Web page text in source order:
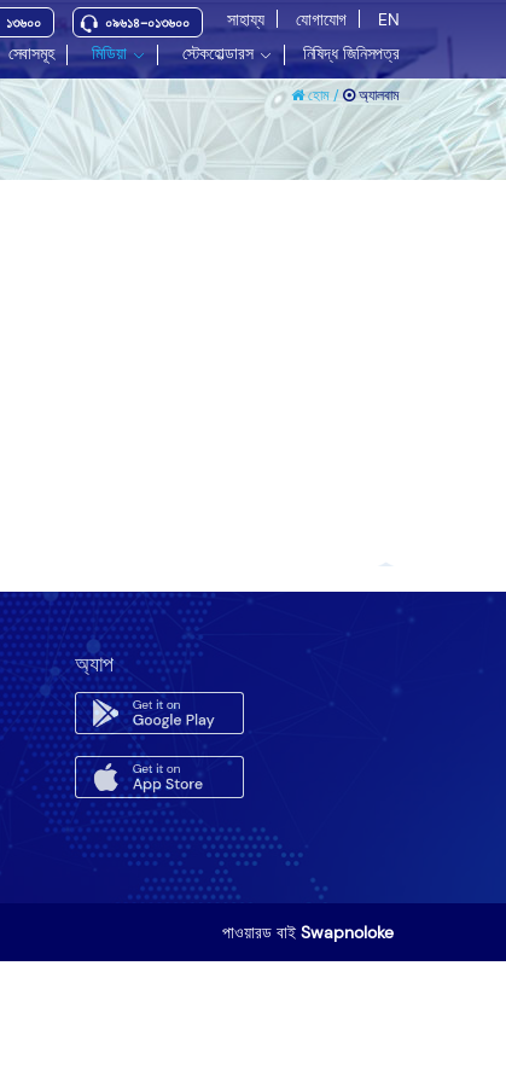
১৩৬০০ ০৯৬১৪-০১৩৬০০ সাহায্য যোগাযোগ
EN
সেবাসমূহ মিডিয়া স্টেকহোল্ডারস নিষিদ্ধ জিনিসপত্র
হোম / অ্যালবাম
অ্যাপ
পাওয়ারড বাই Swapnoloke